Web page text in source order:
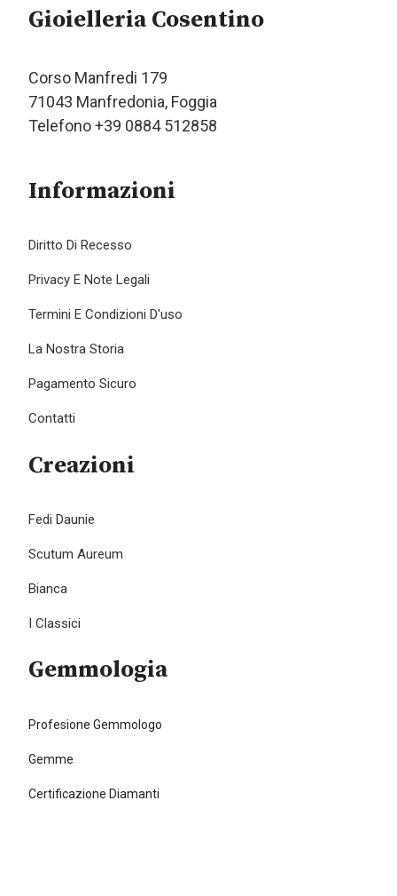
Gioielleria Cosentino
Corso Manfredi 179
71043 Manfredonia, Foggia
Telefono +39 0884 512858
Informazioni
Diritto Di Recesso
Privacy E Note Legali
Termini E Condizioni D'uso
La Nostra Storia
Pagamento Sicuro
Contatti
Creazioni
Fedi Daunie
Scutum Aureum
Bianca
I Classici
Gemmologia
Profesione Gemmologo
Gemme
Certificazione Diamanti